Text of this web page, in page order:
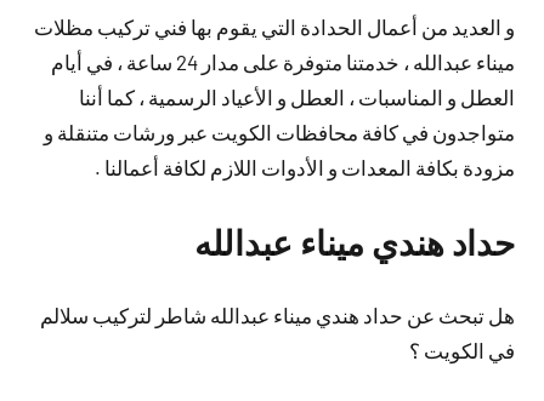
و العديد من أعمال الحدادة التي يقوم بها فني تركيب مظلات
ميناء عبدالله ، خدمتنا متوفرة على مدار 24 ساعة ، في أيام
العطل و المناسبات ، العطل و الأعياد الرسمية ، كما أننا
متواجدون في كافة محافظات الكويت عبر ورشات متنقلة و
مزودة بكافة المعدات و الأدوات اللازم لكافة أعمالنا .
حداد هندي ميناء عبدالله
هل تبحث عن حداد هندي ميناء عبدالله شاطر لتركيب سلالم
في الكويت ؟